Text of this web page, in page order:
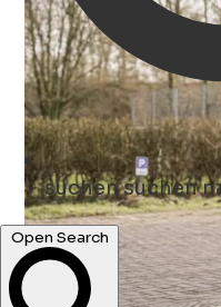
suchensuchen
Open Search